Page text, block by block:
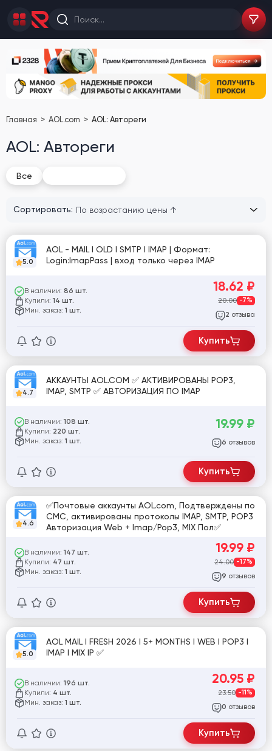
Главная AOL.com AOL: Автореги
AOL: Автореги
Все
Сортировать:
5.0
AOL - MAIL I OLD I SMTP I IMAP | Формат:
Login:ImapPass | вход только через IMAP
В наличии: 86 шт.
Купили: 14 шт.
Мин. заказ: 1 шт.
18.62 ₽
20.00 -7%
2 отзыва
Купить
4.7
АККАУНТЫ AOL.COM ✅ АКТИВИРОВАНЫ POP3,
IMAP, SMTP ✅ АВТОРИЗАЦИЯ ПО IMAP
В наличии: 108 шт.
Купили: 220 шт.
Мин. заказ: 1 шт.
19.99 ₽
6 отзывов
Купить
4.6
✅Почтовые аккаунты AOL.com, Подтверждены по
СМС, активированы протоколы IMAP, SMTP, POP3
Авторизация Web + Imap/Pop3, MIX Пол✅
В наличии: 147 шт.
Купили: 47 шт.
Мин. заказ: 1 шт.
19.99 ₽
24.00 -17%
9 отзывов
Купить
5.0
AOL MAIL I FRESH 2026 I 5+ MONTHS I WEB I POP3 I
IMAP I MIX IP ✅
В наличии: 196 шт.
Купили: 4 шт.
Мин. заказ: 1 шт.
20.95 ₽
23.50 -11%
0 отзывов
Купить